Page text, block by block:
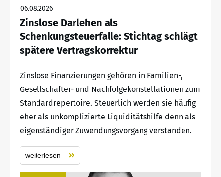
06.08.2026
Zinslose Darlehen als
Schenkungsteuerfalle: Stichtag schlägt
spätere Vertragskorrektur
Zinslose Finanzierungen gehören in Familien-,
Gesellschafter- und Nachfolgekonstellationen zum
Standardrepertoire. Steuerlich werden sie häufig
eher als unkomplizierte Liquiditätshilfe denn als
eigenständiger Zuwendungsvorgang verstanden.
weiterlesen